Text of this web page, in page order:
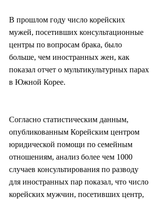
В прошлом году число корейских
мужей, посетивших консультационные
центры по вопросам брака, было
больше, чем иностранных жен, как
показал отчет о мультикультурных парах
в Южной Корее.
Согласно статистическим данным,
опубликованным Корейским центром
юридической помощи по семейным
отношениям, анализ более чем 1000
случаев консультирования по разводу
для иностранных пар показал, что число
корейских мужчин, посетивших центр,